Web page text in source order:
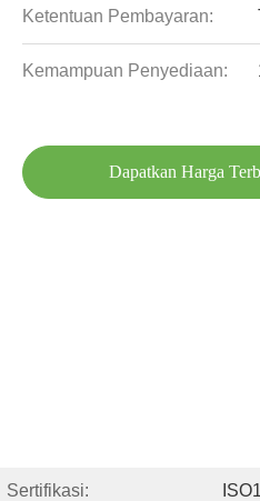
Ketentuan Pembayaran:
Kemampuan Penyediaan:
Dapatkan Harga
Sertifikasi: